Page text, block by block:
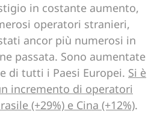
in costante aumento,
operatori stranieri,
ancor più numerosi in
passata. Sono aumentate
di tutti i Paesi Europei. Si è
incremento di operatori
(+29%) e Cina (+12%).